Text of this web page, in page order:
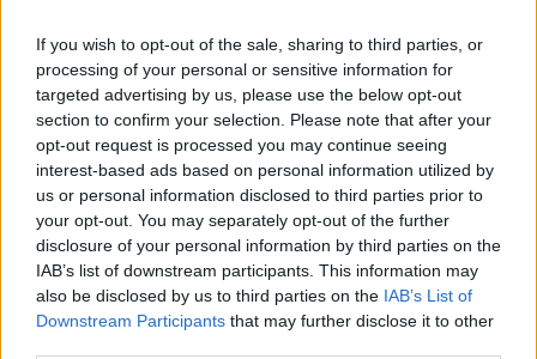
If you wish to opt-out of the sale, sharing to third parties, or
processing of your personal or sensitive information for
targeted advertising by us, please use the below opt-out
section to confirm your selection. Please note that after your
opt-out request is processed you may continue seeing
interest-based ads based on personal information utilized by
us or personal information disclosed to third parties prior to
your opt-out. You may separately opt-out of the further
disclosure of your personal information by third parties on the
IAB’s list of downstream participants. This information may
also be disclosed by us to third parties on the IAB’s List of
Downstream Participants that may further disclose it to other
+ Nonstream
Letra Guerrero de la paz
Letra Ritual del tiempo
Letra Plegaria